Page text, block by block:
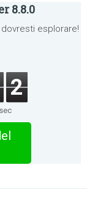
8.8.0
esplorare!
2
sec